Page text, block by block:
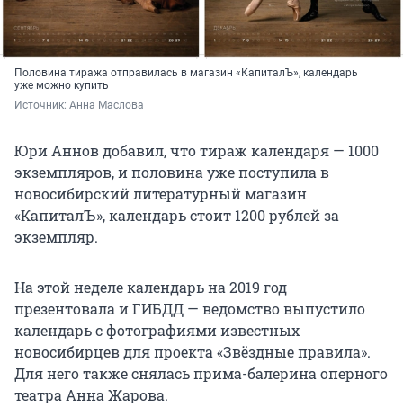
Половина тиража отправилась в магазин «КапиталЪ», календарь
уже можно купить
Источник: Анна Маслова
Юри Аннов добавил, что тираж календаря — 1000
экземпляров, и половина уже поступила в
новосибирский литературный магазин
«КапиталЪ», календарь стоит 1200 рублей за
экземпляр.
На этой неделе календарь на 2019 год
презентовала и ГИБДД — ведомство выпустило
календарь с фотографиями известных
новосибирцев для проекта «Звёздные правила».
Для него также снялась прима-балерина оперного
театра Анна Жарова.